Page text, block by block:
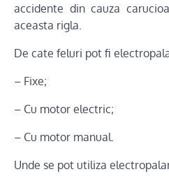
accidente din cauza
aceasta rigla.
De cate feluri pot fi
– Fixe;
– Cu motor electric;
– Cu motor manual.
Unde se pot utiliza